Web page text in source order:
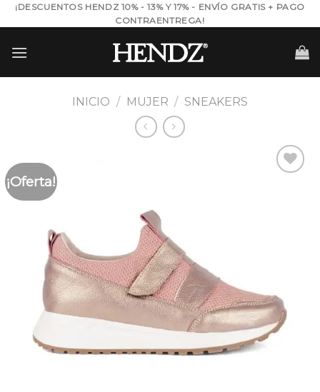
Skip
to
¡DESCUENTOS HENDZ 10% - 13% Y 17% - ENVÍO GRATIS + PAGO
CONTRAENTREGA!
INICIO / MUJER / SNEAKERS
¡Oferta!